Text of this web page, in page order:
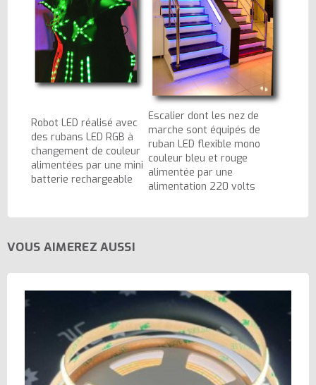
Robot LED réalisé avec
des rubans LED RGB à
changement de couleur
alimentées par une mini
batterie rechargeable
Escalier dont les nez de
marche sont équipés de
ruban LED flexible mono
couleur bleu et rouge
alimentée par une
alimentation 220 volts
VOUS AIMEREZ AUSSI